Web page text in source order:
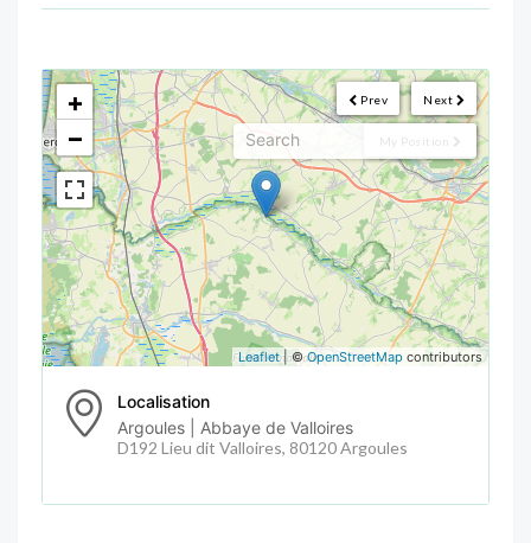
Next
Prev
My Position
<!---->
+
−
Leaflet| ©OpenStreetMap contributors
Localisation
Argoules | Abbaye de Valloires
D192 Lieu dit Valloires, 80120 Argoules